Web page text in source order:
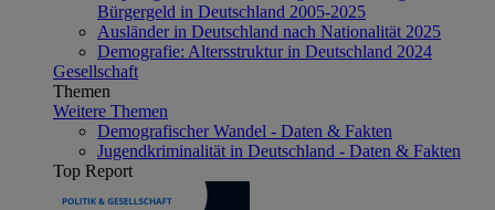
Bürgergeld in Deutschland 2005-2025
Ausländer in Deutschland nach Nationalität 2025
Demografie: Altersstruktur in Deutschland 2024
Gesellschaft
Themen
Weitere Themen
Demografischer Wandel - Daten & Fakten
Jugendkriminalität in Deutschland - Daten & Fakten
Top Report